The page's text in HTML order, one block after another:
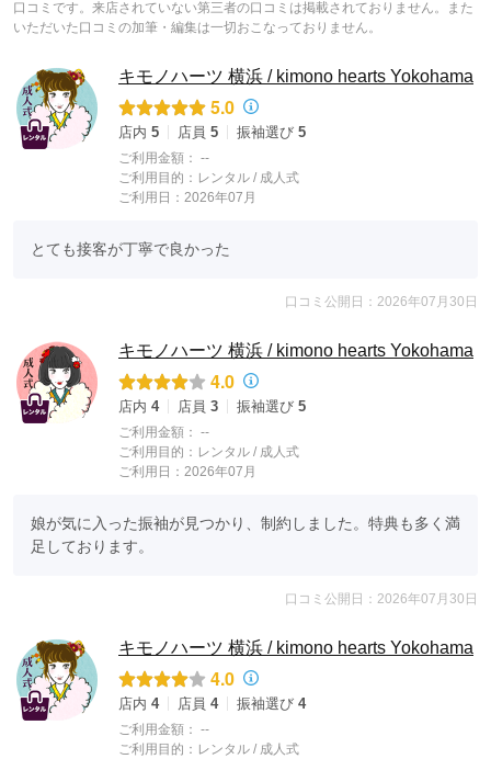
口コミです。来店されていない第三者の口コミは掲載されておりません。また
いただいた口コミの加筆・編集は一切おこなっておりません。
キモノハーツ 横浜 / kimono hearts Yokohama
5.0
店内 5 店員 5 振袖選び 5
ご利用金額： --
ご利用目的： レンタル / 成人式
ご利用日：2026年07月
とても接客が丁寧で良かった
口コミ公開日：2026年07月30日
キモノハーツ 横浜 / kimono hearts Yokohama
4.0
店内 4 店員 3 振袖選び 5
ご利用金額： --
ご利用目的： レンタル / 成人式
ご利用日：2026年07月
娘が気に入った振袖が見つかり、制約しました。特典も多く満
足しております。
口コミ公開日：2026年07月30日
キモノハーツ 横浜 / kimono hearts Yokohama
4.0
店内 4 店員 4 振袖選び 4
ご利用金額： --
ご利用目的： レンタル / 成人式